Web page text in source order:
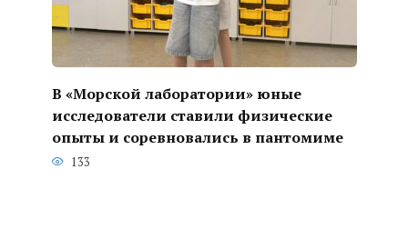
В «Морской лаборатории» юные
исследователи ставили физические
опыты и соревновались в пантомиме
133